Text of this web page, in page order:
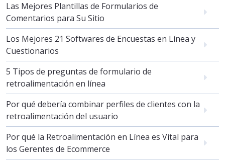
Las Mejores Plantillas de Formularios de
Comentarios para Su Sitio
Los Mejores 21 Softwares de Encuestas en Línea y
Cuestionarios
5 Tipos de preguntas de formulario de
retroalimentación en línea
Por qué debería combinar perfiles de clientes con la
retroalimentación del usuario
Por qué la Retroalimentación en Línea es Vital para
los Gerentes de Ecommerce